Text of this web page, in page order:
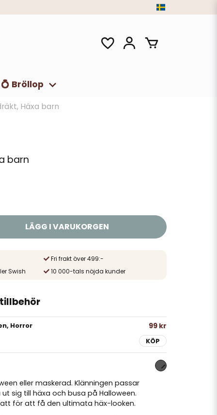
💍 Bröllop
Häxa barn
barn
LÄGG I VARUKORGEN
Fri frakt över 499:-
Swish
10 000-tals nöjda kunder
Horror 99 kr
KÖP
eller maskerad. Klänningen passar
sig till häxa och busa på Halloween.
för att få den ultimata häx-looken.